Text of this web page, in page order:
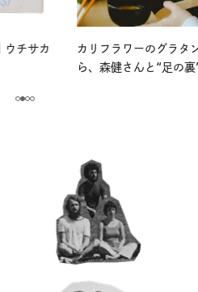
ウチサカ
カリフラワーのグラタ
ら、森健さんと“足の